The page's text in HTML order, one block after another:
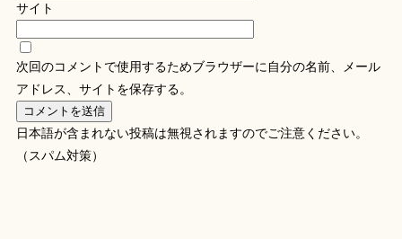
サイト
次回のコメントで使用するためブラウザーに自分の名前、メール
アドレス、サイトを保存する。
日本語が含まれない投稿は無視されますのでご注意ください。
（スパム対策）